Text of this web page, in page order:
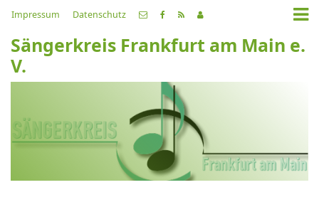
Impressum Datenschutz
Sängerkreis Frankfurt am Main e.
V.